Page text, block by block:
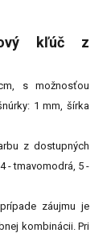
kľúč z
s možnosťou
1 mm, šírka
z dostupných
- tmavomodrá, 5 -
záujmu je
kombinácii. Pri